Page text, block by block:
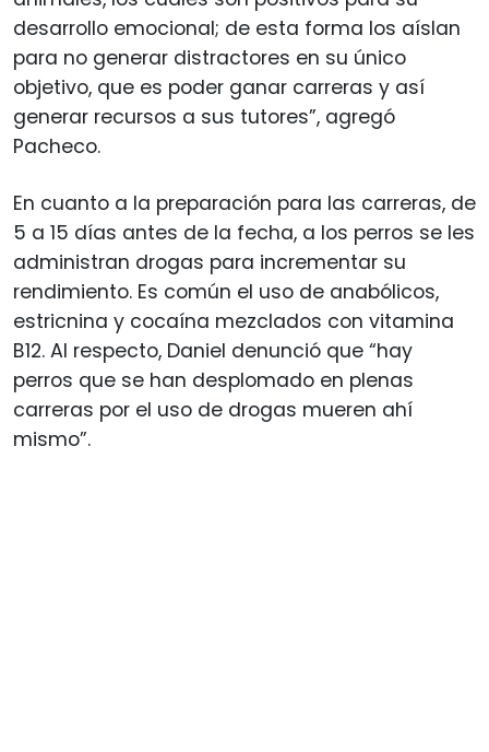
desarrollo emocional; de esta forma los aíslan
para no generar distractores en su único
objetivo, que es poder ganar carreras y así
generar recursos a sus tutores”, agregó
Pacheco.
En cuanto a la preparación para las carreras, de
5 a 15 días antes de la fecha, a los perros se les
administran drogas para incrementar su
rendimiento. Es común el uso de anabólicos,
estricnina y cocaína mezclados con vitamina
B12. Al respecto, Daniel denunció que “hay
perros que se han desplomado en plenas
carreras por el uso de drogas mueren ahí
mismo”.